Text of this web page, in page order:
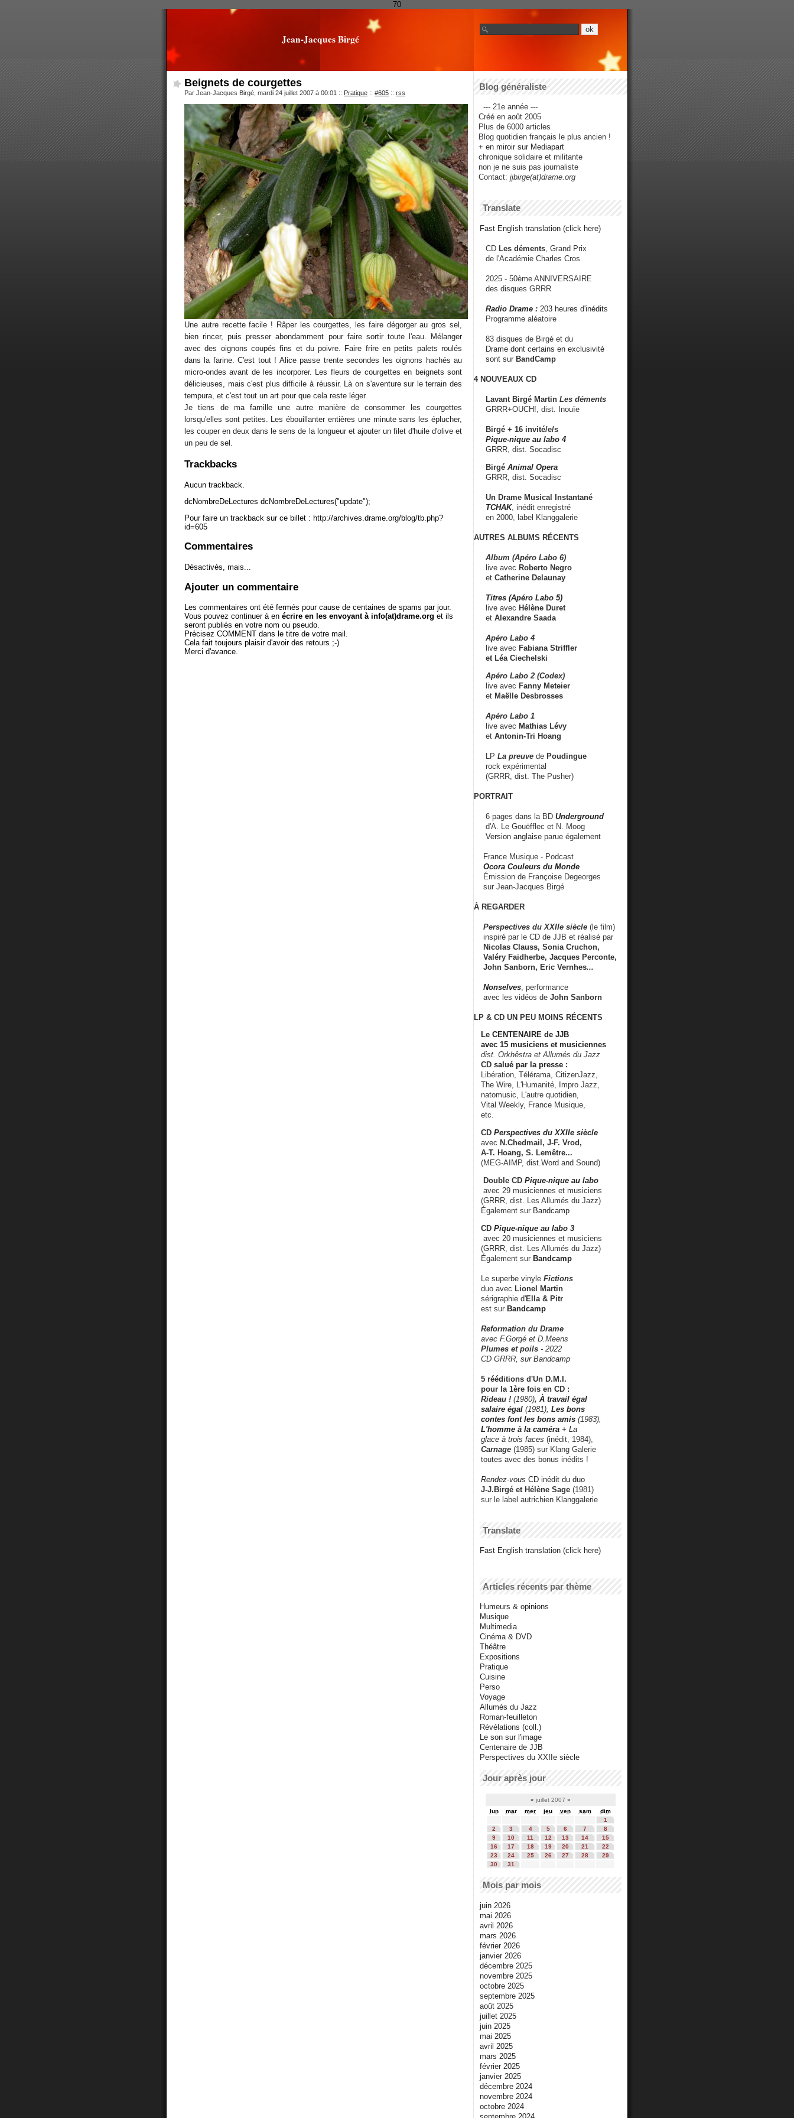
70
Jean-Jacques Birgé
Beignets de courgettes
Par Jean-Jacques Birgé, mardi 24 juillet 2007 à 00:01 :: Pratique :: #605 :: rss
Une autre recette facile ! Râper les courgettes, les faire dégorger au gros sel,
bien rincer, puis presser abondamment pour faire sortir toute l'eau. Mélanger
avec des oignons coupés fins et du poivre. Faire frire en petits palets roulés
dans la farine. C'est tout ! Alice passe trente secondes les oignons hachés au
micro-ondes avant de les incorporer. Les fleurs de courgettes en beignets sont
délicieuses, mais c'est plus difficile à réussir. Là on s'aventure sur le terrain des
tempura, et c'est tout un art pour que cela reste léger.
Je tiens de ma famille une autre manière de consommer les courgettes
lorsqu'elles sont petites. Les ébouillanter entières une minute sans les éplucher,
les couper en deux dans le sens de la longueur et ajouter un filet d'huile d'olive et
un peu de sel.
Trackbacks
Aucun trackback.
dcNombreDeLectures dcNombreDeLectures("update");
Pour faire un trackback sur ce billet : http://archives.drame.org/blog/tb.php?
id=605
Commentaires
Désactivés, mais...
Ajouter un commentaire
Les commentaires ont été fermés pour cause de centaines de spams par jour.
Vous pouvez continuer à en écrire en les envoyant à info(at)drame.org et ils
seront publiés en votre nom ou pseudo.
Précisez COMMENT dans le titre de votre mail.
Cela fait toujours plaisir d'avoir des retours ;-)
Merci d'avance.
Blog généraliste
--- 21e année ---
Créé en août 2005
Plus de 6000 articles
Blog quotidien français le plus ancien !
+ en miroir sur Mediapart
chronique solidaire et militante
non je ne suis pas journaliste
Contact: jjbirge(at)drame.org
Translate
Fast English translation (click here)
CD Les déments , Grand Prix
de l'Académie Charles Cros
2025 - 50ème ANNIVERSAIRE
des disques GRRR
Radio Drame : 203 heures d'inédits
Programme aléatoire
83 disques de Birgé et du
Drame dont certains en exclusivité
sont sur BandCamp
4 NOUVEAUX CD
Lavant Birgé Martin Les déments
GRRR+OUCH!, dist. Inouïe
Birgé + 16 invité/e/s
Pique-nique au labo 4
GRRR, dist. Socadisc
Birgé Animal Opera
GRRR, dist. Socadisc
Un Drame Musical Instantané
TCHAK, inédit enregistré
en 2000, label Klanggalerie
AUTRES ALBUMS RÉCENTS
Album (Apéro Labo 6)
live avec Roberto Negro
et Catherine Delaunay
Titres (Apéro Labo 5)
live avec Hélène Duret
et Alexandre Saada
Apéro Labo 4
live avec Fabiana Striffler
et Léa Ciechelski
Apéro Labo 2 (Codex)
live avec Fanny Meteier
et Maëlle Desbrosses
Apéro Labo 1
live avec Mathias Lévy
et Antonin-Tri Hoang
LP La preuve de Poudingue
rock expérimental
(GRRR, dist. The Pusher)
PORTRAIT
6 pages dans la BD Underground
d'A. Le Gouëfflec et N. Moog
Version anglaise parue également
France Musique - Podcast
Ocora Couleurs du Monde
Émission de Françoise Degeorges
sur Jean-Jacques Birgé
À REGARDER
Perspectives du XXIIe siècle (le film)
inspiré par le CD de JJB et réalisé par
Nicolas Clauss, Sonia Cruchon,
Valéry Faidherbe, Jacques Perconte,
John Sanborn, Eric Vernhes...
Nonselves , performance
avec les vidéos de John Sanborn
LP & CD UN PEU MOINS RÉCENTS
Le CENTENAIRE de JJB
avec 15 musiciens et musiciennes
dist. Orkhêstra et Allumés du Jazz
CD salué par la presse :
Libération, Télérama, CitizenJazz,
The Wire, L'Humanité, Impro Jazz,
natomusic, L'autre quotidien,
Vital Weekly, France Musique,
etc.
CD Perspectives du XXIIe siècle
avec N.Chedmail, J-F. Vrod,
A-T. Hoang, S. Lemêtre...
(MEG-AIMP, dist.Word and Sound)
Double CD Pique-nique au labo
avec 29 musiciennes et musiciens
(GRRR, dist. Les Allumés du Jazz)
Également sur Bandcamp
CD Pique-nique au labo 3
avec 20 musiciennes et musiciens
(GRRR, dist. Les Allumés du Jazz)
Également sur Bandcamp
Le superbe vinyle Fictions
duo avec Lionel Martin
sérigraphie d'Ella & Pitr
est sur Bandcamp
Reformation du Drame
avec F.Gorgé et D.Meens
Plumes et poils - 2022
CD GRRR, sur Bandcamp
5 rééditions d'Un D.M.I.
pour la 1ère fois en CD :
Rideau ! (1980), À travail égal
salaire égal (1981), Les bons
contes font les bons amis (1983),
L'homme à la caméra + La
glace à trois faces (inédit, 1984),
Carnage (1985) sur Klang Galerie
toutes avec des bonus inédits !
Rendez-vous CD inédit du duo
J-J.Birgé et Hélène Sage (1981)
sur le label autrichien Klanggalerie
Translate
Fast English translation (click here)
Articles récents par thème
Humeurs & opinions
Musique
Multimedia
Cinéma & DVD
Théâtre
Expositions
Pratique
Cuisine
Perso
Voyage
Allumés du Jazz
Roman-feuilleton
Révélations (coll.)
Le son sur l'image
Centenaire de JJB
Perspectives du XXIIe siècle
Jour après jour
« juillet 2007 »
lun
mar mer jeu ven sam
dim
1
2
3 4 5 6 7
8
9
10 11 12 13 14
15
16
17 18 19 20 21
22
23
24 25 26 27 28
29
30
31
Mois par mois
juin 2026
mai 2026
avril 2026
mars 2026
février 2026
janvier 2026
décembre 2025
novembre 2025
octobre 2025
septembre 2025
août 2025
juillet 2025
juin 2025
mai 2025
avril 2025
mars 2025
février 2025
janvier 2025
décembre 2024
novembre 2024
octobre 2024